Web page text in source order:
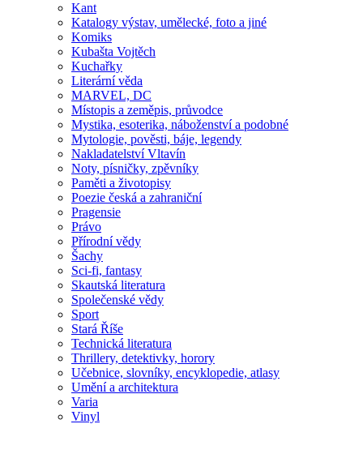
Kant
Katalogy výstav, umělecké, foto a jiné
Komiks
Kubašta Vojtěch
Kuchařky
Literární věda
MARVEL, DC
Místopis a zeměpis, průvodce
Mystika, esoterika, náboženství a podobné
Mytologie, pověsti, báje, legendy
Nakladatelství Vltavín
Noty, písničky, zpěvníky
Paměti a životopisy
Poezie česká a zahraniční
Pragensie
Právo
Přírodní vědy
Šachy
Sci-fi, fantasy
Skautská literatura
Společenské vědy
Sport
Stará Říše
Technická literatura
Thrillery, detektivky, horory
Učebnice, slovníky, encyklopedie, atlasy
Umění a architektura
Varia
Vinyl